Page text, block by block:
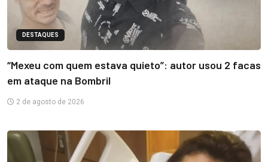
DESTAQUES
“Mexeu com quem estava quieto”: autor usou 2 facas
em ataque na Bombril
2 de agosto de 2026